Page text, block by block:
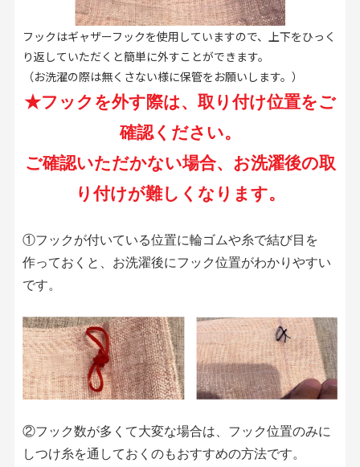
フックはギャザーフックを使用していますので、上下をひっく
り返していただくと簡単に外すことができます。
（お洗濯の際は無くさない様に保管をお願いします。）
★フックを外す際は、取り付け位置をご
確認ください。
ご確認いただかない場合、お洗濯後の取
り付けが難しくなります。
①フックが付いている位置に輪ゴムや糸で結び目を
作っておくと、お洗濯後にフック位置がわかりやすい
です。
②フック数が多くて大変な場合は、フック位置のみに
しつけ糸を通しておくのもおすすめの方法です。